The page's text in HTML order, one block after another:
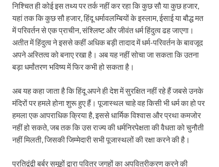
निश्चित ही कोई इस तथ्य पर तर्क नहीं कर रहा कि कुछ सौ या कुछ हजार,
यहां तक कि कुछ सौ हजार, हिंदू धर्मावलम्बियों के इस्लाम, ईसाई या बौद्ध मत
में परिवर्तन से एक प्राचीन, संश्लिष्ट और जीवंत धर्म हिंदुत्व ढह जाएगा।
अतीत में हिंदुत्व ने इससे कहीं अधिक बड़ी तादाद में धर्म-परिवर्तन के बावजूद
अपने अस्तित्व को बनाए रखा है। अब यह नहीं सोचा जा सकता कि उतना
बड़ा धर्मांतरण भविष्य में फिर कभी हो सकता है।
अब यह कहा जाता है कि हिंदू अपने ही देश में सुरक्षित नहीं रहे हैं जबसे उनके
मंदिरों पर हमले होना शुरू हुए हैं। पूजास्थल चाहे वह किसी भी धर्म का हो पर
हमला एक आपराधिक क्रिया है, इससे धार्मिक विश्‍वास और प्रथा कमजोर
नहीं हो सकते, जब तक कि उस राज्य की धर्मनिरपेक्षता की वैधता को चुनौती
नहीं मिलती, जिसकी जिम्मेदारी सभी पूजास्थलों की रक्षा करने की है।
प्रतिद्वंद्वी बर्बर समूहों द्वारा पवित्र जगहों का अपवित्रीकरण करने की